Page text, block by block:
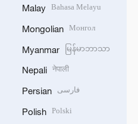
Malay Bahasa Melayu
Mongolian Монгол
Myanmar မြန်မာဘာသာ
Nepali नेपाली
Persian فارسی
Polish Polski